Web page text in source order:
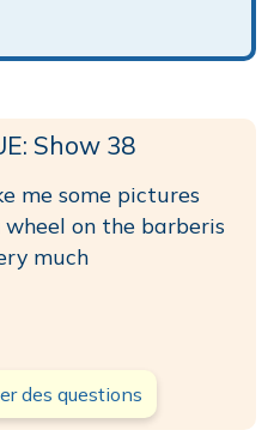
Show 38
me some pictures
on the barberis
much
des questions